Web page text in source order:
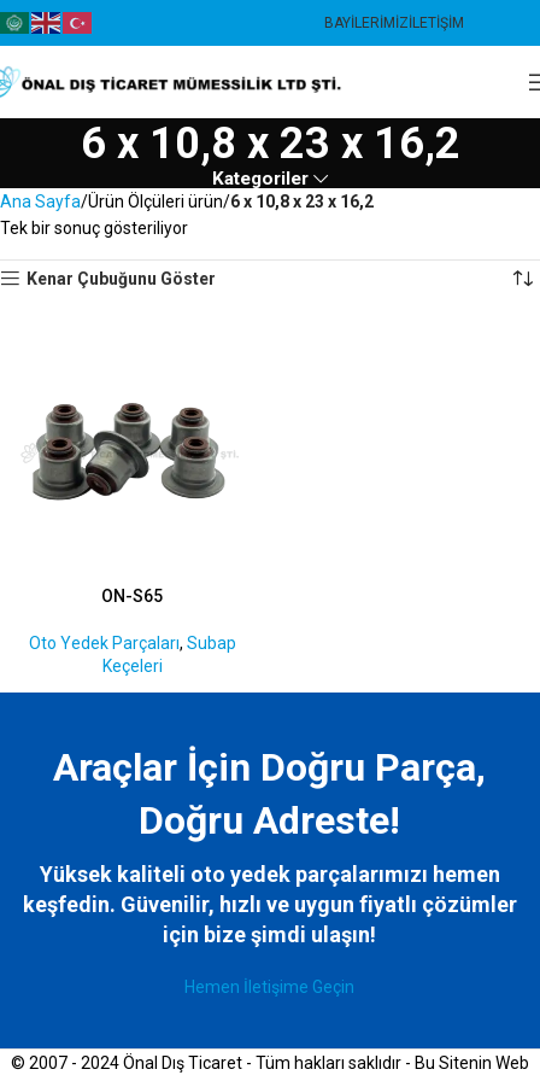
BAYILERIMIZİLETIŞIM
6 x 10,8 x 23 x 16,2
Kategoriler
Ana Sayfa Ürün Ölçüleri ürün 6 x 10,8 x 23 x 16,2
Tek bir sonuç gösteriliyor
Kenar Çubuğunu Göster
ON-S65
Oto Yedek Parçaları, Subap
Keçeleri
Araçlar İçin Doğru Parça,
Doğru Adreste!
Yüksek kaliteli oto yedek parçalarımızı hemen
keşfedin. Güvenilir, hızlı ve uygun fiyatlı çözümler
için bizeşimdi ulaşın!
Hemen İletişime Geçin
© 2007 - 2024 Önal Dış Ticaret - Tüm hakları saklıdır - Bu Sitenin Web